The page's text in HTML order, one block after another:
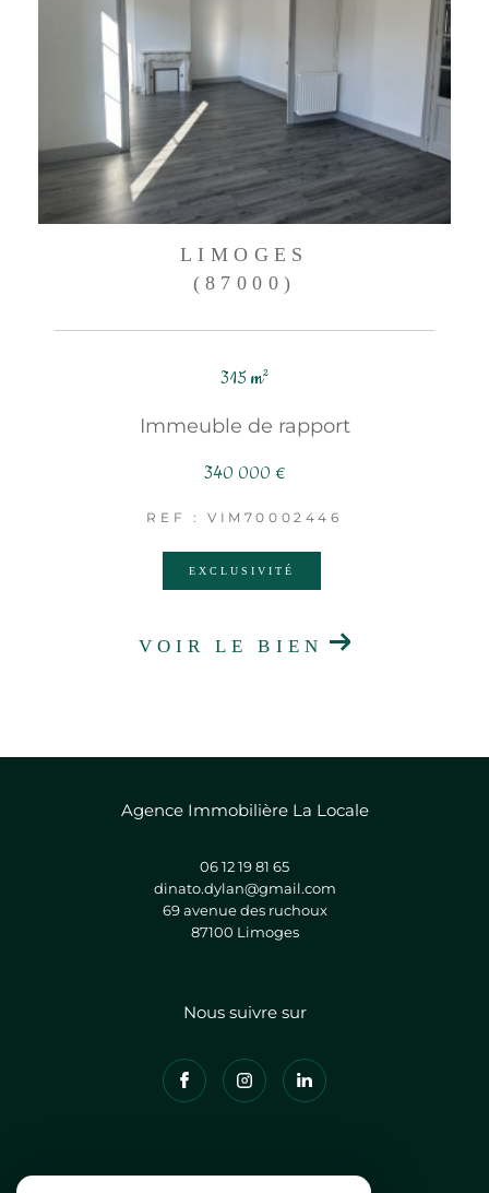
LIMOGES
(87000)
315 m²
Immeuble de rapport
340 000 €
REF : VIM70002446
EXCLUSIVITÉ
VOIR LE BIEN
Agence Immobilière La Locale
06 12 19 81 65
dinato.dylan@gmail.com
69 avenue des ruchoux
87100
limoges
Nous suivre sur